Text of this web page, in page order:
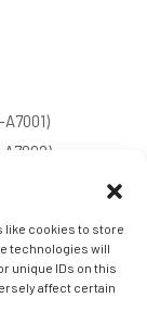
like cookies to store
technologies will
unique IDs on this
affect certain